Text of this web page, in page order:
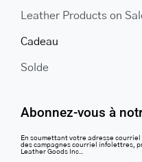
Leather Products on
Cadeau
Solde
Abonnez-vous à
En soumettant votre adresse
des campagnes courriel infolettres,
Leather Goods Inc..